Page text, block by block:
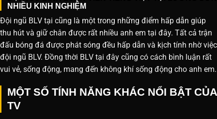
NHIỀU KINH NGHIỆM
Đội ngũ BLV tại cũng là một trong những điểm hấp dẫn giúp
thu hút và giữ chân được rất nhiều anh em tại đây. Tất cả trận
đấu bóng đá được phát sóng đều hấp dẫn và kịch tính nhờ việc
đội ngũ BLV. Đồng thời BLV tại đây cũng có cách bình luận rất
vui vẻ, sống động, mang đến không khí sống động cho anh em.
MỘT SỐ TÍNH NĂNG KHÁC NỔI BẬT CỦA
TV